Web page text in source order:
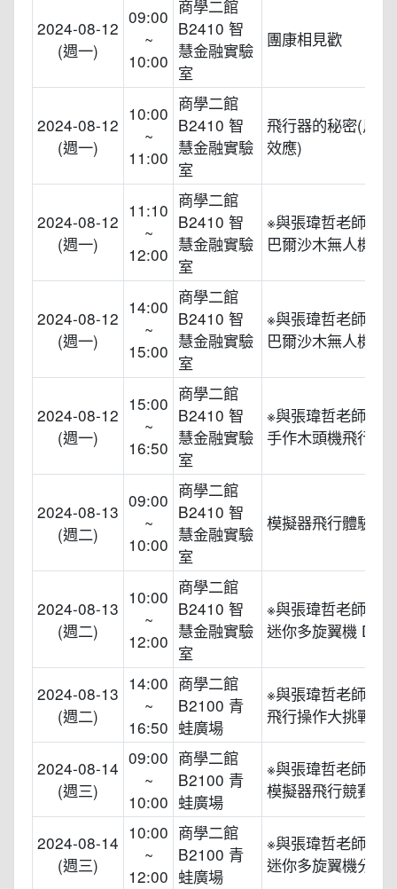
2024-08-12
(週一)
09:00
~
10:00
商學二館
B2410 智
慧金融實驗
室
團康相見歡
2024-08-12
(週一)
10:00
~
11:00
商學二館
B2410 智
慧金融實驗
室
飛行器的秘密(馬格
效應)
2024-08-12
(週一)
11:10
~
12:00
商學二館
B2410 智
慧金融實驗
室
※與張瑋哲老師一
巴爾沙木無人機實
2024-08-12
(週一)
14:00
~
15:00
商學二館
B2410 智
慧金融實驗
室
※與張瑋哲老師一
巴爾沙木無人機實
2024-08-12
(週一)
15:00
~
16:50
商學二館
B2410 智
慧金融實驗
室
※與張瑋哲老師一
手作木頭機飛行體
2024-08-13
(週二)
09:00
~
10:00
商學二館
B2410 智
慧金融實驗
室
模擬器飛行體驗
2024-08-13
(週二)
10:00
~
12:00
商學二館
B2410 智
慧金融實驗
室
※與張瑋哲老師一
迷你多旋翼機 DIY
2024-08-13
(週二)
14:00
~
16:50
商學二館
B2100 青
蛙廣場
※與張瑋哲老師一
飛行操作大挑戰
2024-08-14
(週三)
09:00
~
10:00
商學二館
B2100 青
蛙廣場
※與張瑋哲老師一
模擬器飛行競賽
2024-08-14
(週三)
10:00
~
12:00
商學二館
B2100 青
蛙廣場
※與張瑋哲老師一
迷你多旋翼機分組